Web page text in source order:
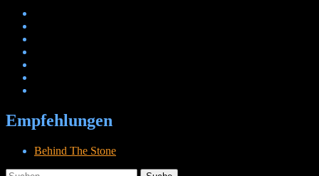
Empfehlungen
Behind The Stone